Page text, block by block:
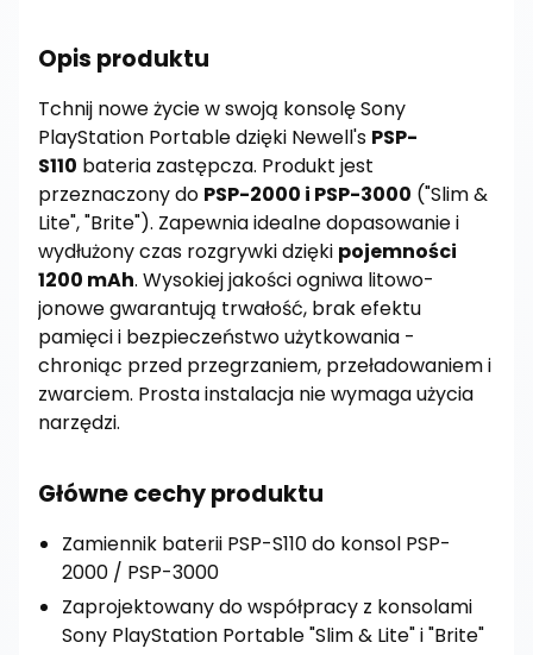
Opis produktu
Tchnij nowe życie w swoją konsolę Sony
PlayStation Portable dzięki Newell's PSP-
S110 bateria zastępcza. Produkt jest
przeznaczony do PSP-2000 i PSP-3000 ("Slim &
Lite", "Brite"). Zapewnia idealne dopasowanie i
wydłużony czas rozgrywki dzięki pojemności
1200 mAh. Wysokiej jakości ogniwa litowo-
jonowe gwarantują trwałość, brak efektu
pamięci i bezpieczeństwo użytkowania -
chroniąc przed przegrzaniem, przeładowaniem i
zwarciem. Prosta instalacja nie wymaga użycia
narzędzi.
Główne cechy produktu
Zamiennik baterii PSP-S110 do konsol PSP-
2000 / PSP-3000
Zaprojektowany do współpracy z konsolami
Sony PlayStation Portable "Slim & Lite" i "Brite"